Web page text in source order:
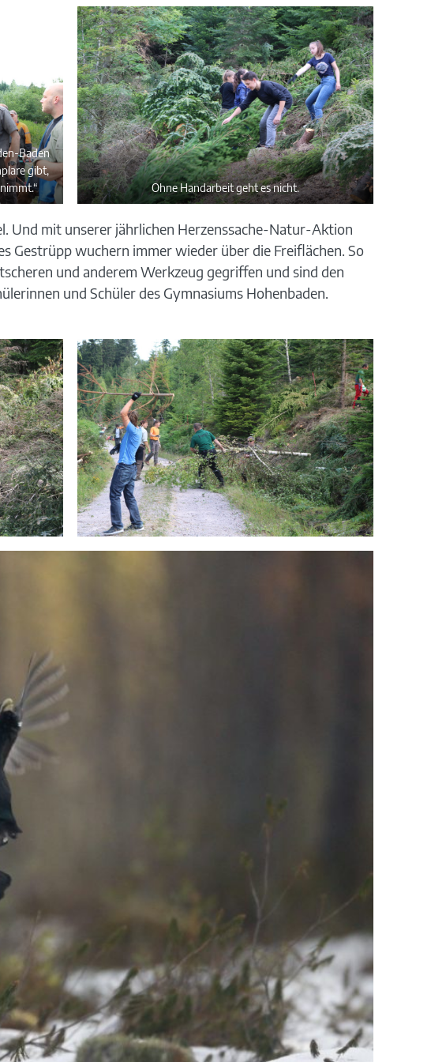
Baden
gibt,
Ohne Handarbeit geht es nicht.
Und mit unserer jährlichen Herzenssache-Natur-Aktion
Gestrüpp wuchern immer wieder über die Freiflächen. So
und anderem Werkzeug gegriffen und sind den
und Schüler des Gymnasiums Hohenbaden.